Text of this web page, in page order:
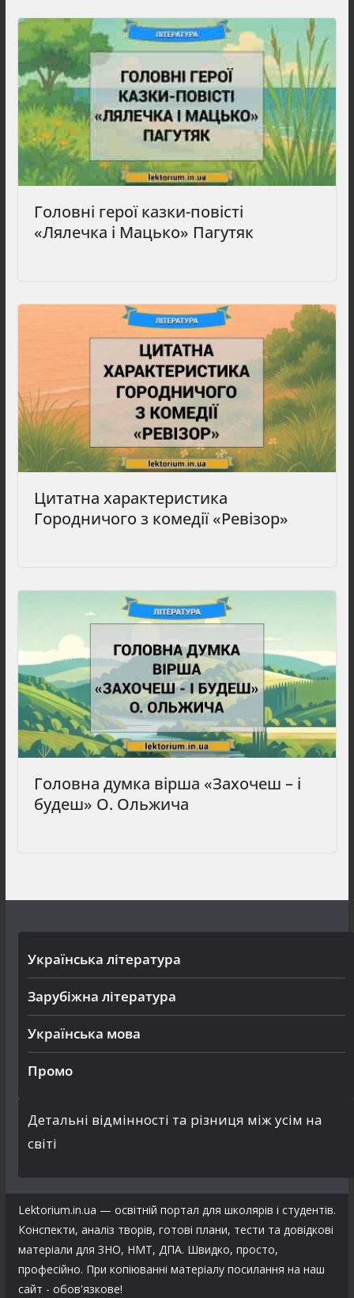
Головні герої казки-повісті
«Лялечка і Мацько» Пагутяк
Цитатна характеристика
Городничого з комедії «Ревізор»
Головна думка вірша «Захочеш – і
будеш» О. Ольжича
Українська література
Зарубіжна література
Українська мова
Промо
Детальні відмінності та різниця між усім на
світі
Lektorium.in.ua — освітній портал для школярів і студентів.
Конспекти, аналіз творів, готові плани, тести та довідкові
матеріали для ЗНО, НМТ, ДПА. Швидко, просто,
професійно. При копіюванні матеріалу посилання на наш
сайт - обов'язкове!